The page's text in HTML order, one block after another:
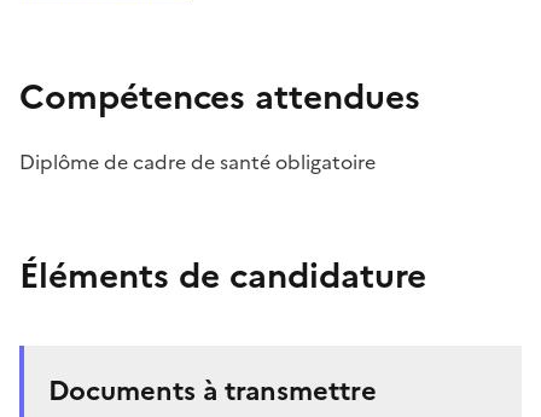
Compétences attendues
Diplôme de cadre de santé obligatoire
Éléments de candidature
Documents à transmettre